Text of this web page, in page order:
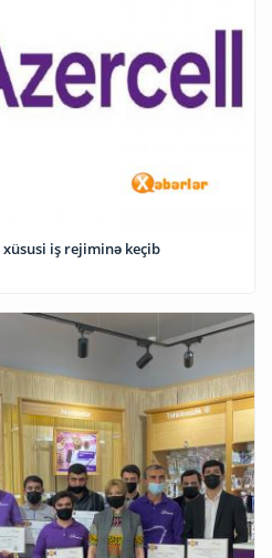
iş rejiminə keçib